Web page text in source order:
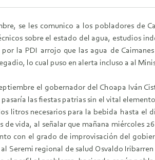
se les comunico a los pobladores de
sobre el estado del agua, estudios
la PDI arrojo que las agua de
lo cual puso en alerta incluso a al
el gobernador del Choapa Iván
las fiestas patrias sin el vital
litros necesarios para la bebida hasta el
de vida, al señalar que mañana
con el grado de improvisación del
Seremi regional de salud Osvaldo